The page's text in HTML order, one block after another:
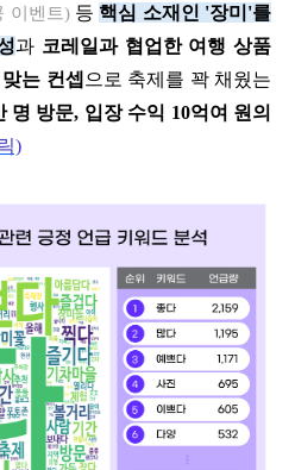
이벤트) 등 핵심 소재인 '장미 '를
과 코레일과 협업한 여행 상품
는 컨셉 으로 축제를 꽉 채웠는
명 방문, 입장 수익 10억여 원의
)